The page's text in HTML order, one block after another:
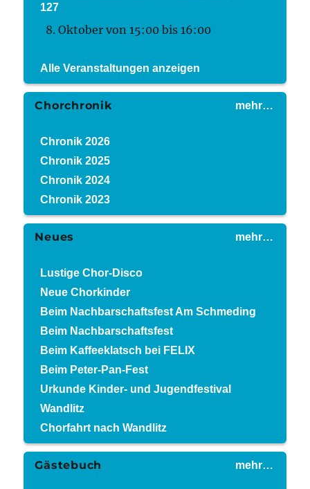
127
8. Oktober von 15:00 bis16:00
Alle Veranstaltungen anzeigen
mehr…
Chorchronik
Chronik 2026
Chronik 2025
Chronik 2024
Chronik 2023
mehr…
Neues
Lustige Chor-Disco
Neue Chorkinder
Beim Nachbarschaftsfest Am Schmeding
Beim Nachbarschaftsfest
Beim Kaffeeklatsch bei FELIX
Beim Peter-Pan-Fest
Urkunde Kinder- und Jugendfestival
Wandlitz
Chorfahrt nach Wandlitz
mehr…
Gästebuch